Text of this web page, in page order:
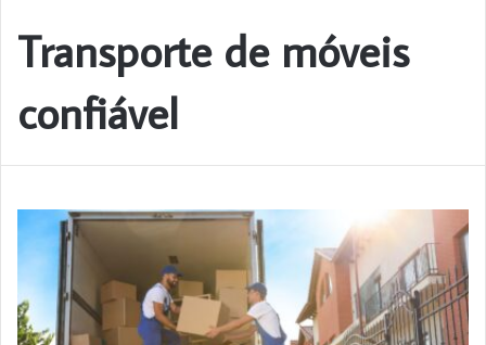
Transporte de móveis
confiável